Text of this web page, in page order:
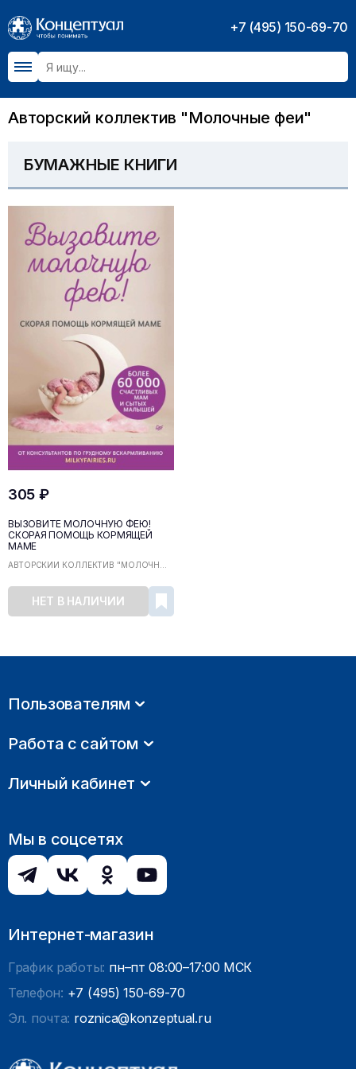
+7 (495) 150-69-70
Авторский коллектив "Молочные феи"
БУМАЖНЫЕ КНИГИ
305 ₽
ВЫЗОВИТЕ МОЛОЧНУЮ ФЕЮ!
СКОРАЯ ПОМОЩЬ КОРМЯЩЕЙ
МАМЕ
АВТОРСКИЙ КОЛЛЕКТИВ "МОЛОЧН...
НЕТ В НАЛИЧИИ
Пользователям
Работа с сайтом
Личный кабинет
Мы в соцсетях
Интернет-магазин
График работы: пн–пт 08:00–17:00 МСК
Телефон: +7 (495) 150-69-70
Эл. почта: roznica@konzeptual.ru